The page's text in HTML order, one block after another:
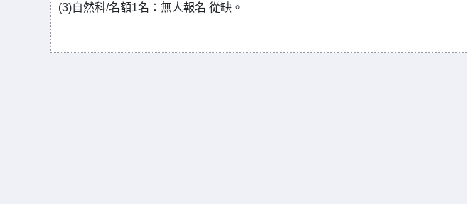
(3)自然科/名額1名：無人報名 從缺。